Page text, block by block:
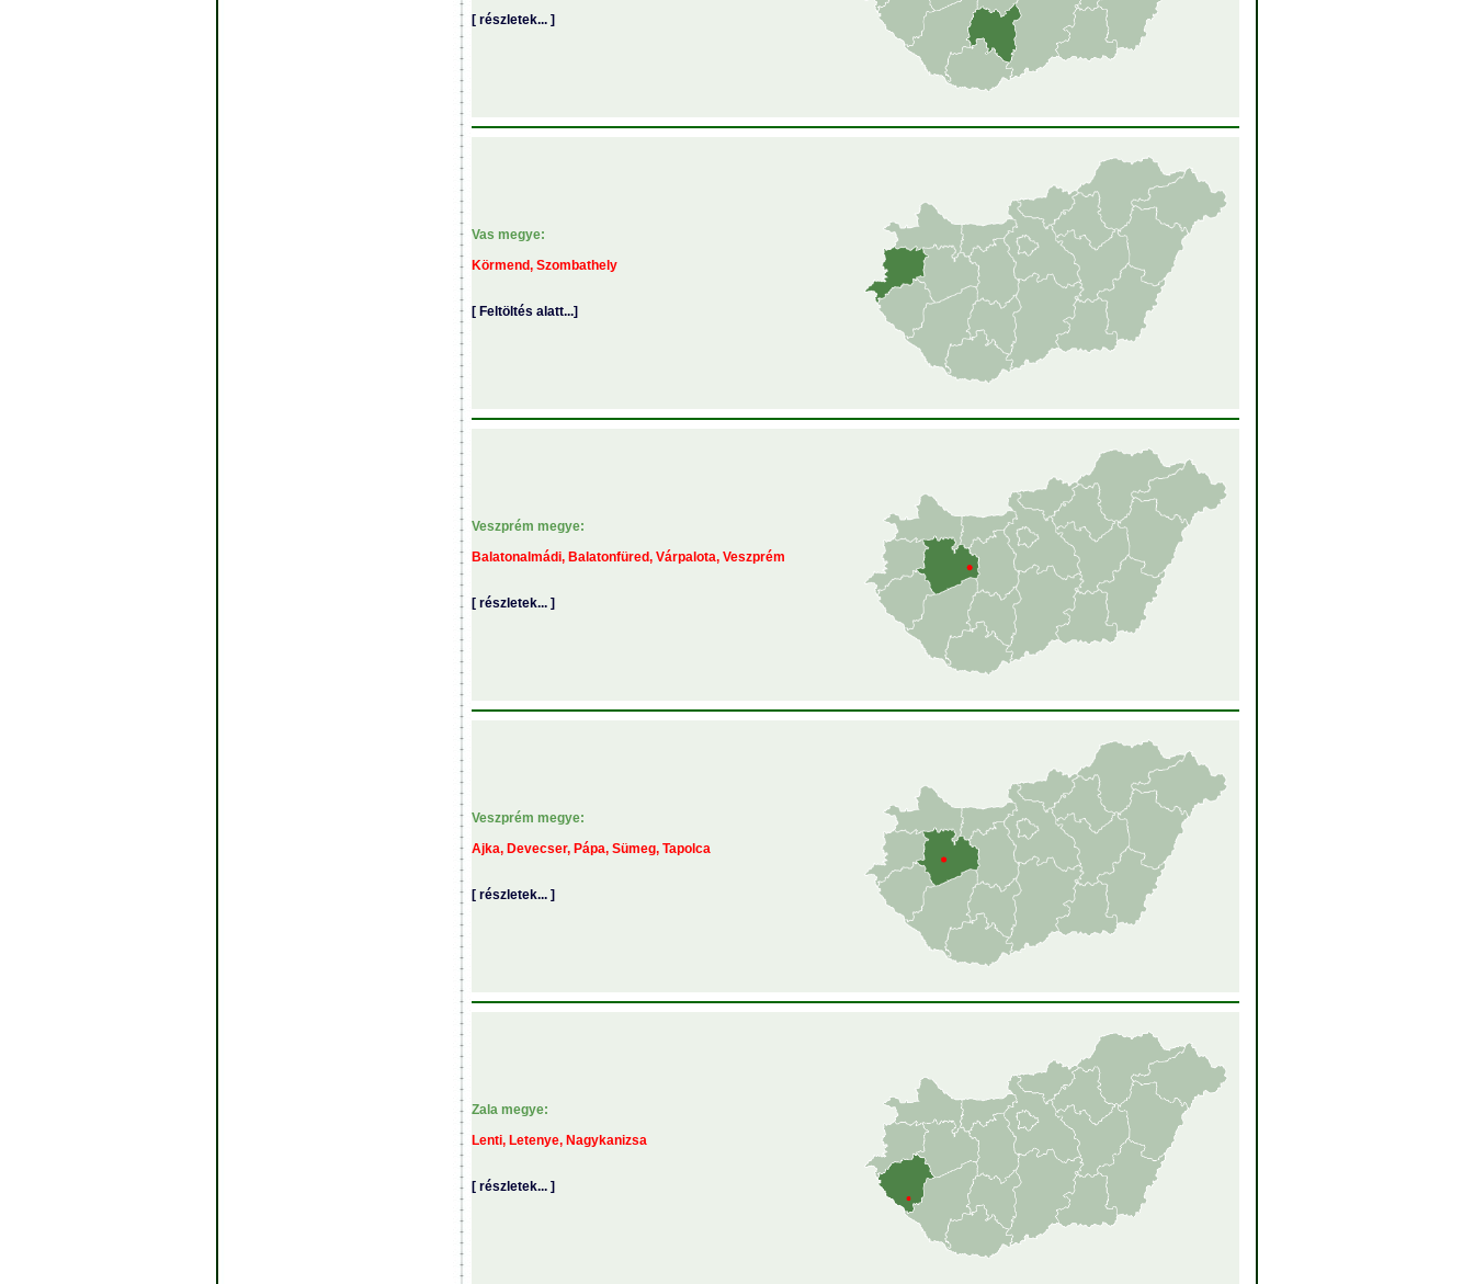
[ részletek... ]
Vas megye:
Körmend, Szombathely
[ Feltöltés alatt...]
Veszprém megye:
Balatonalmádi, Balatonfüred, Várpalota, Veszprém
[ részletek... ]
Veszprém megye:
Ajka, Devecser, Pápa, Sümeg, Tapolca
[ részletek... ]
Zala megye:
Lenti, Letenye, Nagykanizsa
[ részletek... ]